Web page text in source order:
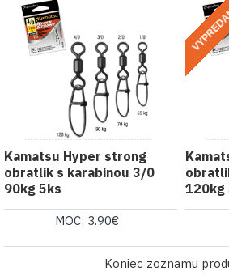
Kamatsu Hyper strong
obratlik s karabinou 3/0
90kg 5ks
MOC: 3.90€
120kg
Koniec zoznamu